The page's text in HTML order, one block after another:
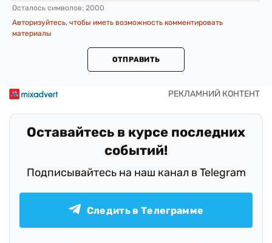
Осталось символов: 2000
Авторизуйтесь, чтобы иметь возможность комментировать
материалы
ОТПРАВИТЬ
Оставайтесь в курсе последних
событий!
Подписывайтесь на наш канал в Telegram
Следить в Телеграмме